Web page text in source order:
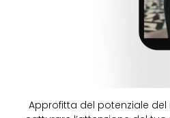
Approfitta del potenziale